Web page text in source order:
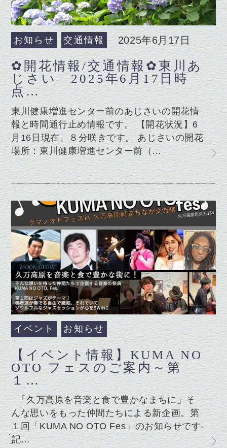
お知らせ 交通情報 2025年6月17日
✿開花情報/交通情報✿東川あ
じさい 2025年6月17日時
点…
東川健康増進センター前のあじさいの開花情
報と時間通行止め情報です。 【開花状況】6
月16日現在、８分咲きです。 あじさいの開花
場所：東川健康増進センター前（…
イベント お知らせ
【イベント情報】KUMA NO
OTO フェスのご案内～第
１…
「久万高原を音楽と食で豊かなまちに」そ
んな思いをもった仲間たちによる新企画。第
１回「KUMA NO OTO Fes」のお知らせです-
̗̀記…